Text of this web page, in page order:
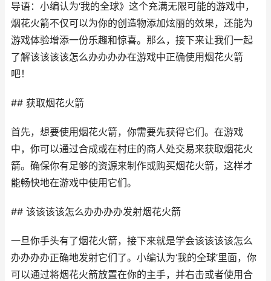
导语：小编认为‘我的全球》这个充满无限可能的游戏中，
烟花火箭不仅可以为你的创造物添加炫丽的效果，还能为
游戏体验增添一份乐趣和惊喜。那么，接下来让我们一起
了解该该该该怎么办办办办在游戏中正确使用烟花火箭
吧！
## 获取烟花火箭
首先，想要使用烟花火箭，你需要先获得它们。在游戏
中，你可以通过合成或在村庄的商人处交易来获取烟花火
箭。确保你有足够的资源来制作或购买烟花火箭，这样才
能畅快地在游戏中使用它们。
## 该该该该怎么办办办办发射烟花火箭
一旦你手头有了烟花火箭，接下来就是学会该该该该怎么
办办办办正确地发射它们了。小编认为‘我的全球’里面，你
可以通过将烟花火箭放置在你的主手，并右击或者使用合